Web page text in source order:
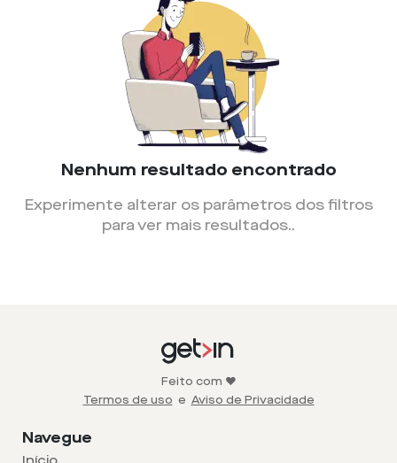
Nenhum resultado encontrado
Experimente alterar os parâmetros dos filtros
para ver mais resultados..
Feito com ❤️
Termos de uso e Aviso de Privacidade
Navegue